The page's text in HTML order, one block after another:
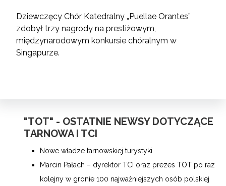
Dziewczęcy Chór Katedralny „Puellae Orantes”
zdobył trzy nagrody na prestiżowym,
międzynarodowym konkursie chóralnym w
Singapurze.
"TOT" - OSTATNIE NEWSY DOTYCZĄCE
TARNOWA I TCI
Nowe władze tarnowskiej turystyki
Marcin Pałach – dyrektor TCI oraz prezes TOT po raz
kolejny w gronie 100 najważniejszych osób polskiej